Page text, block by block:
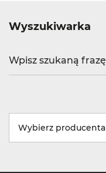
Wyszukiwarka
Wybierz producenta